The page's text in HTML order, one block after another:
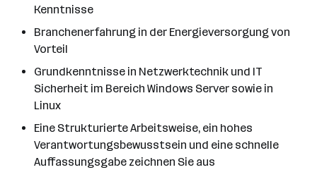
Kenntnisse
Branchenerfahrung in der Energieversorgung von
Vorteil
Grundkenntnisse in Netzwerktechnik und IT
Sicherheit im Bereich Windows Server sowie in
Linux
Eine Strukturierte Arbeitsweise, ein hohes
Verantwortungsbewusstsein und eine schnelle
Auffassungsgabe zeichnen Sie aus